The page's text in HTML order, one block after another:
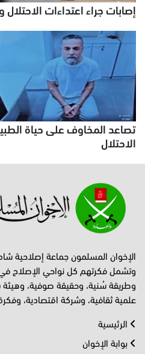
إصابات جراء اعتداءات
تصاعد المخاوف على حياة
الاحتلال
الإخوان المسلمون جماعة إصلاحية
وتشمل فكرتهم كل نواحي الإصلاح
وطريقة سُنية، وحقيقة صوفية، وهيئة
علمية ثقافية، وشركة اقتصادية،
الرئيسية
بوابة الإخوان